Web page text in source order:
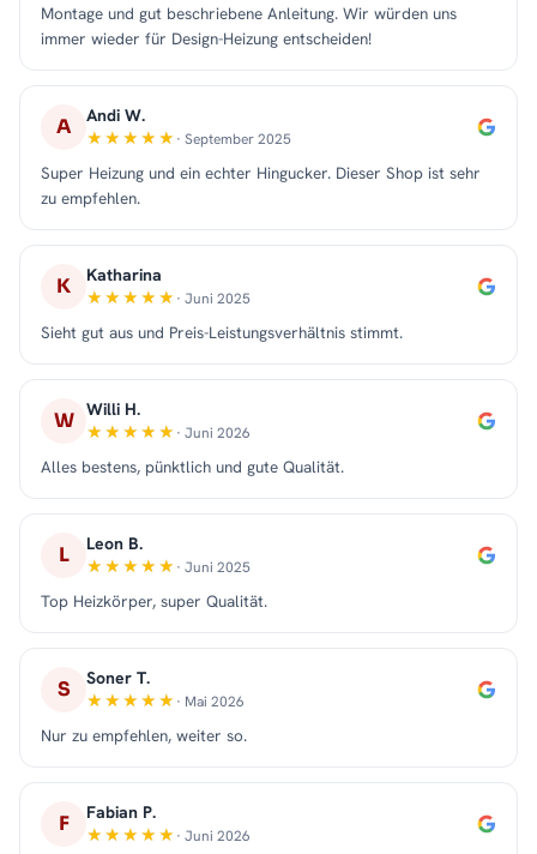
Montage und gut beschriebene Anleitung. Wir würden uns
immer wieder für Design-Heizung entscheiden!
A Andi W.
· September 2025
Super Heizung und ein echter Hingucker. Dieser Shop ist sehr
zu empfehlen.
K Katharina
· Juni 2025
Sieht gut aus und Preis-Leistungsverhältnis stimmt.
W Willi H.
· Juni 2026
Alles bestens, pünktlich und gute Qualität.
L Leon B.
· Juni 2025
Top Heizkörper, super Qualität.
S Soner T.
· Mai 2026
Nur zu empfehlen, weiter so.
F Fabian P.
· Juni 2026